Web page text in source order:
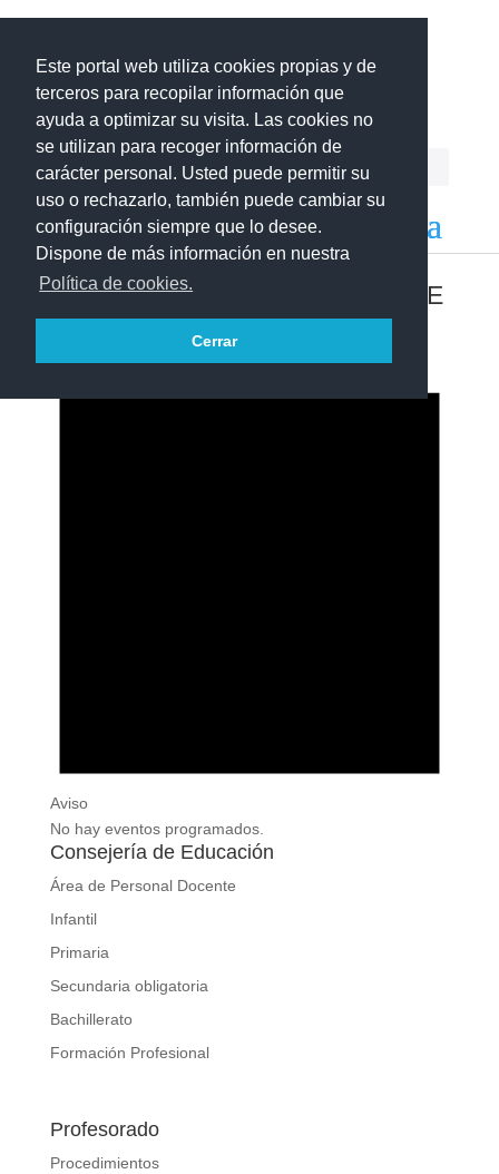
Este portal web utiliza cookies propias y de
terceros para recopilar información que
ayuda a optimizar su visita. Las cookies no
se utilizan para recoger información de
carácter personal. Usted puede permitir su
uso o rechazarlo, también puede cambiar su
configuración siempre que lo desee.
Dispone de más información en nuestra
Política de cookies.
Cerrar
Centro del Profesorado
La Gomera
CONVOCATORIAS ABIERTAS DE
PROYECTOS EDUCATIVOS
Aviso
No hay eventos programados.
Consejería de Educación
Área de Personal Docente
Infantil
Primaria
Secundaria obligatoria
Bachillerato
Formación Profesional
Profesorado
Procedimientos